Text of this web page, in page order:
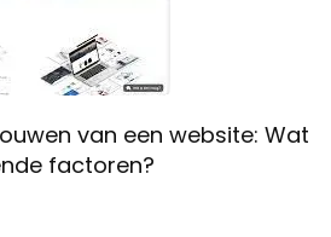
van een website: Wat
factoren?